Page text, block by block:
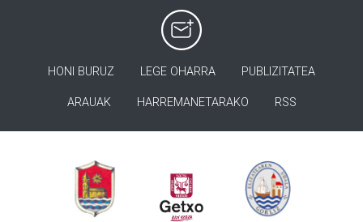
HONI BURUZ LEGE OHARRA PUBLIZITATEA
ARAUAK HARREMANETARAKO RSS